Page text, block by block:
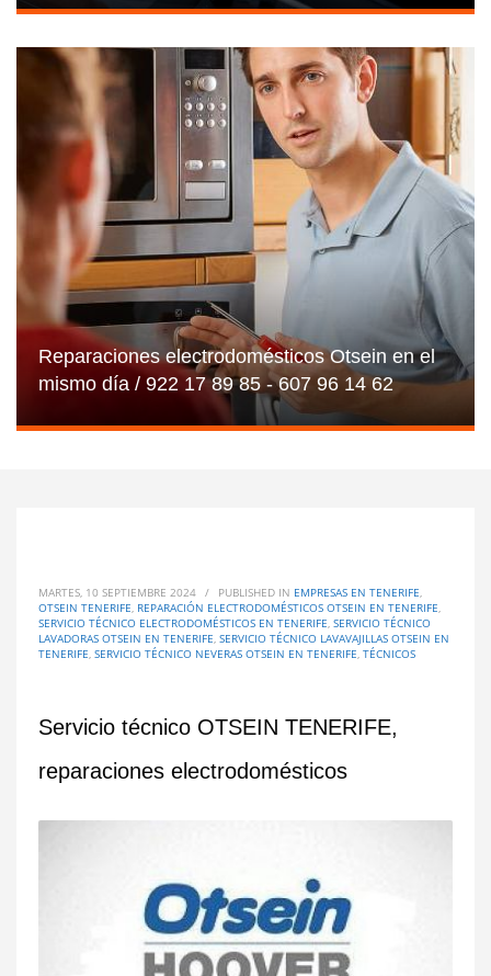
Reparaciones electrodomésticos Otsein en el
mismo día / 922 17 89 85 - 607 96 14 62
MARTES, 10 SEPTIEMBRE 2024 / PUBLISHED IN EMPRESAS EN TENERIFE,
OTSEIN TENERIFE, REPARACIÓN ELECTRODOMÉSTICOS OTSEIN EN TENERIFE,
SERVICIO TÉCNICO ELECTRODOMÉSTICOS EN TENERIFE, SERVICIO TÉCNICO
LAVADORAS OTSEIN EN TENERIFE, SERVICIO TÉCNICO LAVAVAJILLAS OTSEIN EN
TENERIFE, SERVICIO TÉCNICO NEVERAS OTSEIN EN TENERIFE, TÉCNICOS
Servicio técnico OTSEIN TENERIFE,
reparaciones electrodomésticos